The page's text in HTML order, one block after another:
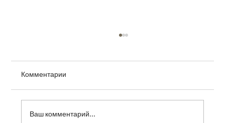
Комментарии
Ваш комментарий...